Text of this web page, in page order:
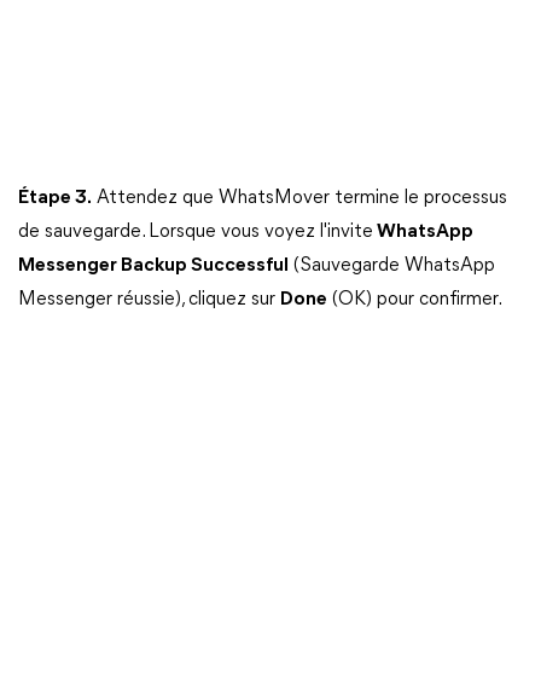
Étape 3. Attendez que WhatsMover termine le processus
de sauvegarde. Lorsque vous voyez l'invite WhatsApp
Messenger Backup Successful (Sauvegarde WhatsApp
Messenger réussie), cliquez sur Done (OK) pour confirmer.